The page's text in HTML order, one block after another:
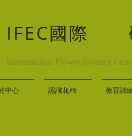
IFEC國際
International Flower Essence
中心 認識花精 教育訓